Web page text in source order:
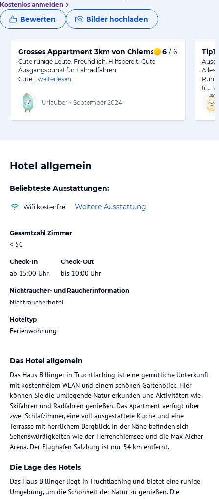
Kostenlos anmelden
Bewerten Bilder hochladen
Grosses Appartment 3km von Chiemsee6 / 6
Gute ruhige Leute. Freundlich. Hilfsbereit. Gute
Ausgangspunkt fur Fahradfahren.
Gute…
weiterlesen
Urlauber • September 2024
Alles
In…
Hotel allgemein
Beliebteste Ausstattungen:
Wifi kostenfrei Weitere Ausstattung
Gesamtzahl Zimmer
< 50
Check-In
ab 15:00 Uhr
Check-Out
bis 10:00 Uhr
Nichtraucher- und Raucherinformation
Nichtraucherhotel
Hoteltyp
Ferienwohnung
Das Hotel allgemein
Das Haus Billinger in Truchtlaching ist eine gemütliche Unterkunft
mit kostenfreiem WLAN und einem schönen Gartenblick. Hier
können Sie die umliegende Natur erkunden und Aktivitäten wie
Skifahren und Radfahren genießen. Das Apartment verfügt über
zwei Schlafzimmer, eine voll ausgestattete Küche und eine
Terrasse mit herrlichem Bergblick. In der Nähe befinden sich
Sehenswürdigkeiten wie der Herrenchiemsee und die Max Aicher
Arena. Der Flughafen Salzburg ist nur 54 km entfernt.
Die Lage des Hotels
Das Haus Billinger liegt in Truchtlaching und bietet eine ruhige
Umgebung, um die Schönheit der Natur zu genießen. Die